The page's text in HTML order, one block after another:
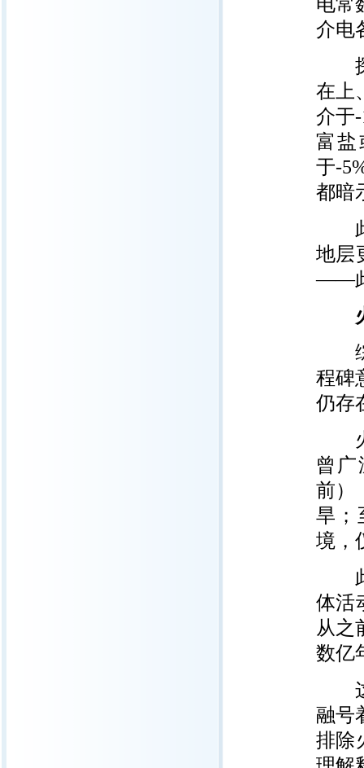
电常
介电
探
在上
介于
富盐
于-
都暗
此
地层
——此
火
综
程碑
仍存
火
曾
前）
旱；
境，
此
体活
从之
数亿
这
融号
排除